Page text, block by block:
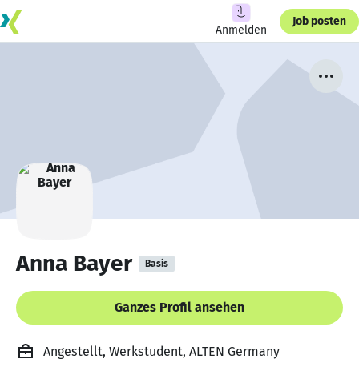
Anmelden
Job posten
Anna Bayer Basis
Ganzes Profil ansehen
Angestellt, Werkstudent, ALTEN Germany